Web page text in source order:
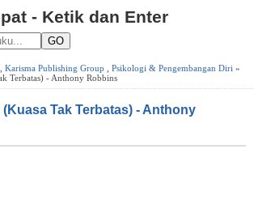
- Ketik dan Enter
GO
Karisma Publishing Group Psikologi & Pengembangan Diri »
Terbatas) - Anthony Robbins
Tak Terbatas) - Anthony